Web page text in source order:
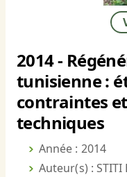
2014 -
tunisienne :
contraintes
techniques
Année : 2014
Auteur(s) : STITI